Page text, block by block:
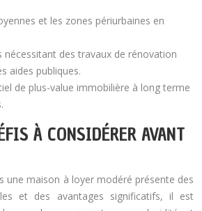
et les zones périurbaines en
nécessitant des travaux de rénovation
aides publiques.
de plus-value immobilière à long terme
À CONSIDÉRER AVANT
une maison à loyer modéré présente des
et des avantages significatifs, il est